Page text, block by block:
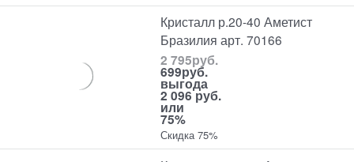
Кристалл р.20-40 Аметист
Бразилия арт. 70166
2 795руб.
699руб.
выгода
2 096 руб.
или
75%
Скидка 75%